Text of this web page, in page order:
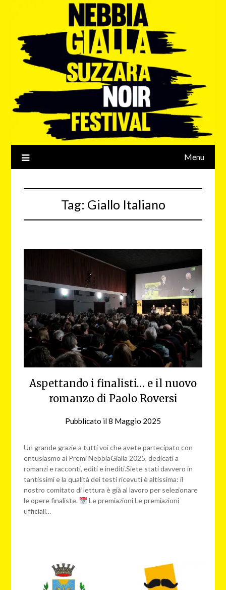
Menu
Tag: Giallo Italiano
Aspettando i finalisti… e il nuovo
romanzo di Paolo Roversi
Pubblicato il8 Maggio 2025
Un grande grazie a tutti voi che avete partecipato con
entusiasmo ai Premi NebbiaGialla 2025, dedicati a
romanzi e racconti, editi e inediti.Siete stati davvero in
tantissimi e la qualità dei testi ricevuti è altissima: il
nostro comitato di lettura è già al lavoro per selezionare
le opere finaliste.
Le premiazioni Le premiazioni
ufficiali…